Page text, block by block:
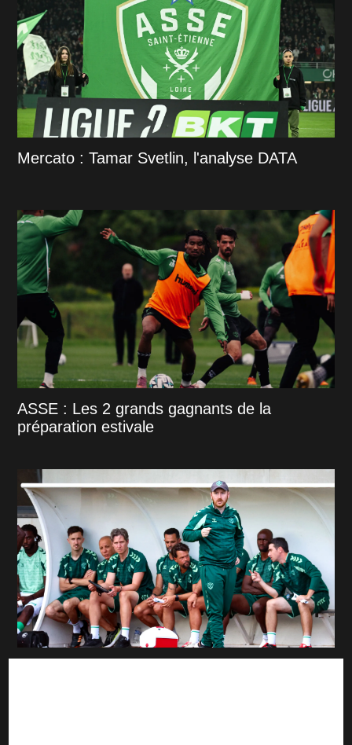
Mercato : Tamar Svetlin, l'analyse DATA
ASSE : Les 2 grands gagnants de la
préparation estivale